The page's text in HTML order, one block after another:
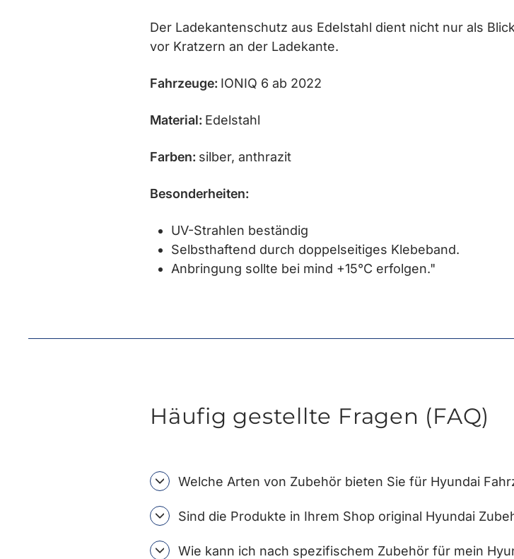
Der Ladekantenschutz aus Edelstahl dient nicht nur als
vor Kratzern an der Ladekante.
Fahrzeuge: IONIQ 6 ab 2022
Material: Edelstahl
Farben: silber, anthrazit
Besonderheiten:
UV-Strahlen beständig
Selbsthaftend durch doppelseitiges Klebeband.
Anbringung sollte bei mind +15°C erfolgen."
Häufig gestellte Fragen (FAQ)
Welche Arten von Zubehör bieten Sie für Hyundai
Sind die Produkte in Ihrem Shop original Hyundai
Wie kann ich nach spezifischem Zubehör für mein